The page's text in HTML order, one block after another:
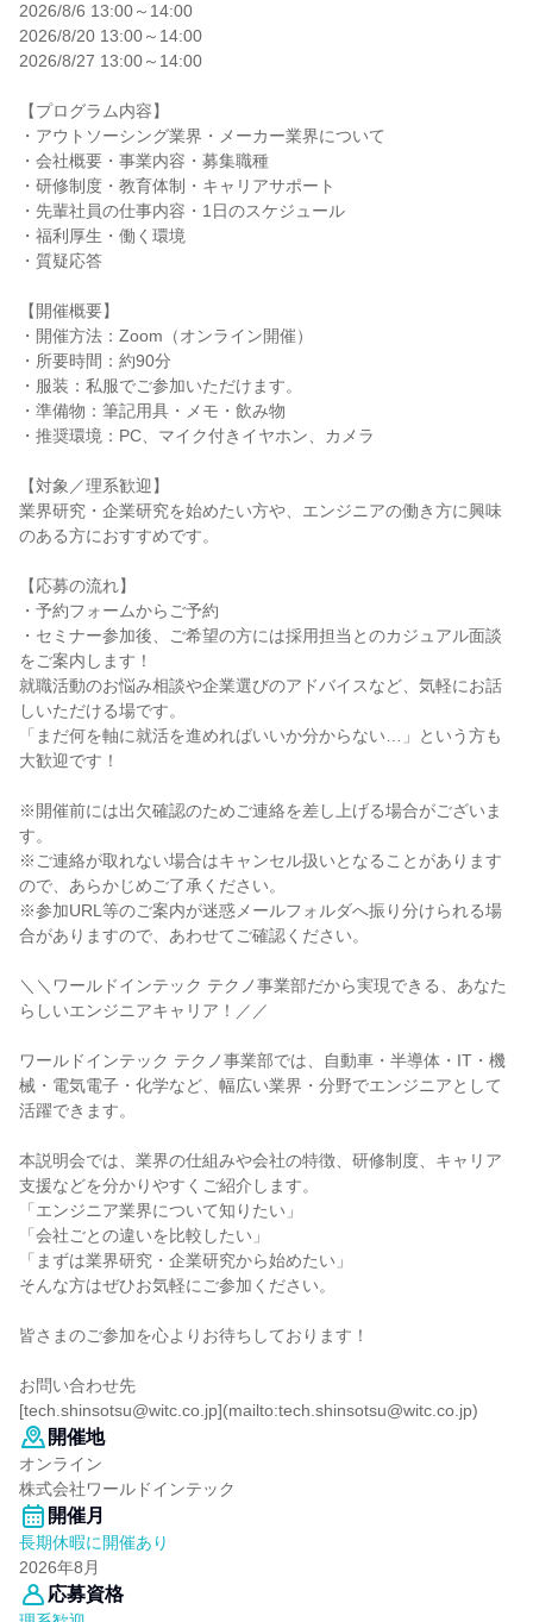
2026/8/6 13:00～14:00
2026/8/20 13:00～14:00
2026/8/27 13:00～14:00
【プログラム内容】
・アウトソーシング業界・メーカー業界について
・会社概要・事業内容・募集職種
・研修制度・教育体制・キャリアサポート
・先輩社員の仕事内容・1日のスケジュール
・福利厚生・働く環境
・質疑応答
【開催概要】
・開催方法：Zoom（オンライン開催）
・所要時間：約90分
・服装：私服でご参加いただけます。
・準備物：筆記用具・メモ・飲み物
・推奨環境：PC、マイク付きイヤホン、カメラ
【対象／理系歓迎】
業界研究・企業研究を始めたい方や、エンジニアの働き方に興味
のある方におすすめです。
【応募の流れ】
・予約フォームからご予約
・セミナー参加後、ご希望の方には採用担当とのカジュアル面談
をご案内します！
就職活動のお悩み相談や企業選びのアドバイスなど、気軽にお話
しいただける場です。
「まだ何を軸に就活を進めればいいか分からない…」という方も
大歓迎です！
※開催前には出欠確認のためご連絡を差し上げる場合がございま
す。
※ご連絡が取れない場合はキャンセル扱いとなることがあります
ので、あらかじめご了承ください。
※参加URL等のご案内が迷惑メールフォルダへ振り分けられる場
合がありますので、あわせてご確認ください。
＼＼ワールドインテック テクノ事業部だから実現できる、あなた
らしいエンジニアキャリア！／／
ワールドインテック テクノ事業部では、自動車・半導体・IT・機
械・電気電子・化学など、幅広い業界・分野でエンジニアとして
活躍できます。
本説明会では、業界の仕組みや会社の特徴、研修制度、キャリア
支援などを分かりやすくご紹介します。
「エンジニア業界について知りたい」
「会社ごとの違いを比較したい」
「まずは業界研究・企業研究から始めたい」
そんな方はぜひお気軽にご参加ください。
皆さまのご参加を心よりお待ちしております！
お問い合わせ先
[tech.shinsotsu@witc.co.jp](mailto:tech.shinsotsu@witc.co.jp)
開催地
オンライン
株式会社ワールドインテック
開催月
長期休暇に開催あり
2026年8月
応募資格